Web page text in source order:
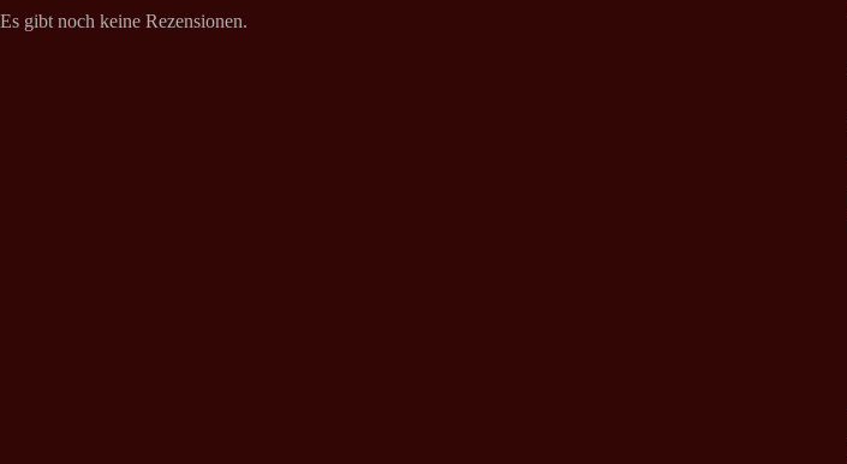
Es gibt noch keine Rezensionen.